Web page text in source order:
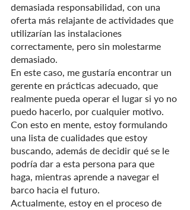
demasiada responsabilidad, con una
oferta más relajante de actividades que
utilizarían las instalaciones
correctamente, pero sin molestarme
demasiado.
En este caso, me gustaría encontrar un
gerente en prácticas adecuado, que
realmente pueda operar el lugar si yo no
puedo hacerlo, por cualquier motivo.
Con esto en mente, estoy formulando
una lista de cualidades que estoy
buscando, además de decidir qué se le
podría dar a esta persona para que
haga, mientras aprende a navegar el
barco hacia el futuro.
Actualmente, estoy en el proceso de